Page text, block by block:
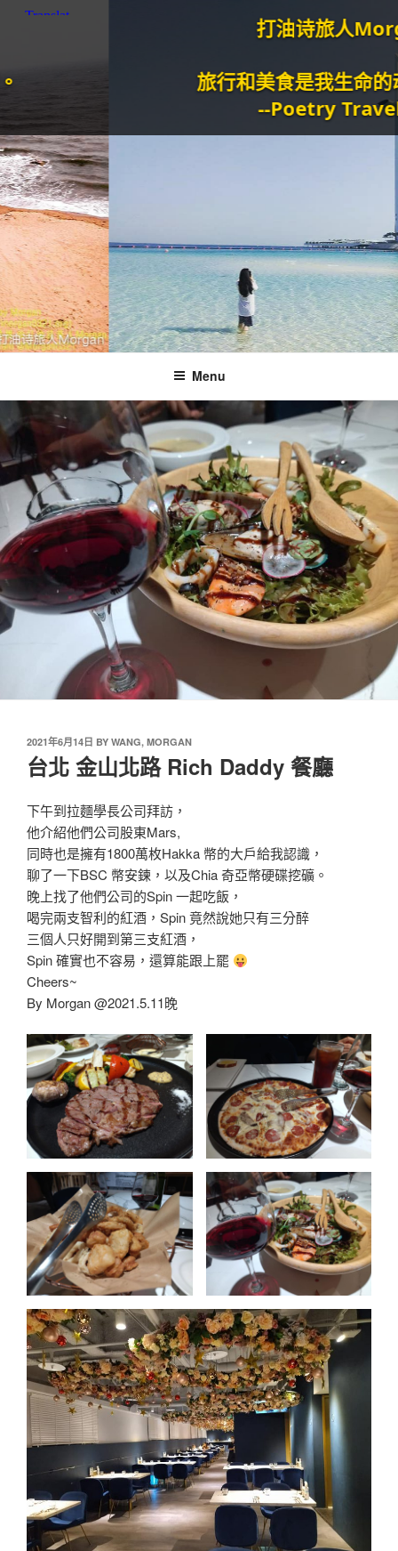
打油诗旅人Morgan
旅行和美食是我生命的动力
--Poetry Traveller
Menu
2021年6月14日 BY WANG, MORGAN
台北 金山北路 Rich Daddy 餐廳
下午到拉麵學長公司拜訪，
他介紹他們公司股東Mars,
同時也是擁有1800萬枚Hakka 幣的大戶給我認識，
聊了一下BSC 幣安鍊，以及Chia 奇亞幣硬碟挖礦。
晚上找了他們公司的Spin 一起吃飯，
喝完兩支智利的紅酒，Spin 竟然說她只有三分醉
三個人只好開到第三支紅酒，
Spin 確實也不容易，還算能跟上罷
Cheers~
By Morgan @2021.5.11晚